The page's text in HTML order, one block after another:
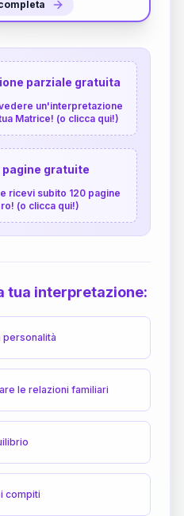
parziale gratuita
un'interpretazione
Matrice! (o clicca qui!)
pagine gratuite
ricevi subito 120 pagine
(o clicca qui!)
tua interpretazione:
personalità
le relazioni familiari
compiti